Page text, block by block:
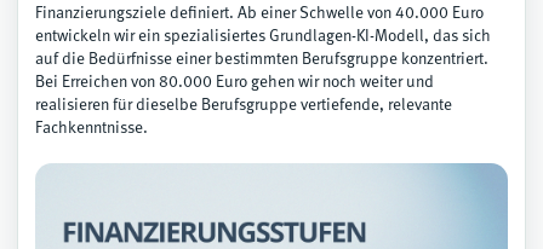
Finanzierungsziele definiert. Ab einer Schwelle von 40.000 Euro
entwickeln wir ein spezialisiertes Grundlagen-KI-Modell, das sich
auf die Bedürfnisse einer bestimmten Berufsgruppe konzentriert.
Bei Erreichen von 80.000 Euro gehen wir noch weiter und
realisieren für dieselbe Berufsgruppe vertiefende, relevante
Fachkenntnisse.